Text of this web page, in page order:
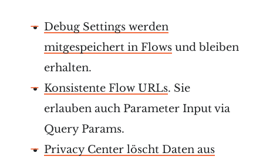
Debug Settings werden
mitgespeichert in Flows und bleiben
erhalten.
Konsistente Flow URLs. Sie
erlauben auch Parameter Input via
Query Params.
Privacy Center löscht Daten aus